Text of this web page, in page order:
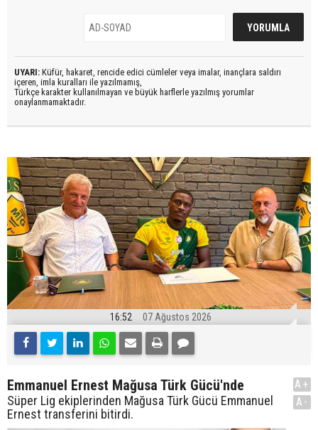
UYARI: Küfür, hakaret, rencide edici cümleler veya imalar, inançlara saldırı
içeren, imla kuralları ile yazılmamış,
Türkçe karakter kullanılmayan ve büyük harflerle yazılmış yorumlar
onaylanmamaktadır.
16:52 07 Ağustos 2026
Emmanuel Ernest Mağusa Türk Gücü'nde
Süper Lig ekiplerinden Mağusa Türk Gücü Emmanuel
Ernest transferini bitirdi.
A+
A-